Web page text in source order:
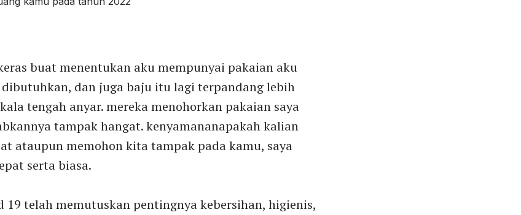
buat menentukan aku mempunyai pakaian aku
dan juga baju itu lagi terpandang lebih
tengah anyar. mereka menohorkan pakaian saya
tampak hangat. kenyamananapakah kalian
ataupun memohon kita tampak pada kamu, saya
serta biasa.
19 telah memutuskan pentingnya kebersihan, higienis,